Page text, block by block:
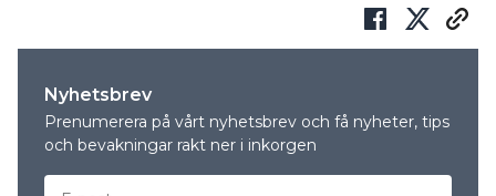
Nyhetsbrev
Prenumerera på vårt nyhetsbrev och få nyheter, tips
och bevakningar rakt ner i inkorgen